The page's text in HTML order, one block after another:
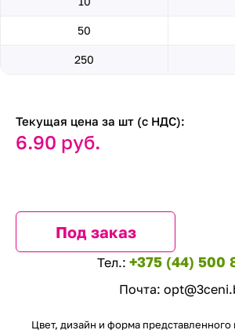
50
250
Текущая цена за шт (с НДС):
6.90 руб.
Под заказ
Тел.: +375 (44) 500
Почта:
Цвет, дизайн и форма представленного